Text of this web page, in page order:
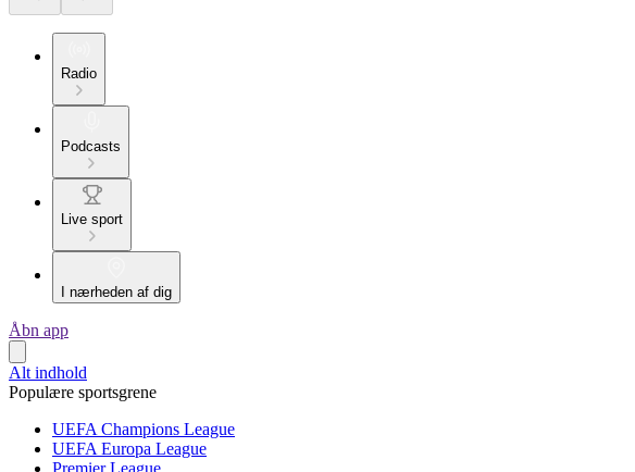
Radio
Podcasts
Live sport
I nærheden af dig
Åbn app
Alt indhold
Populære sportsgrene
UEFA Champions League
UEFA Europa League
Premier League